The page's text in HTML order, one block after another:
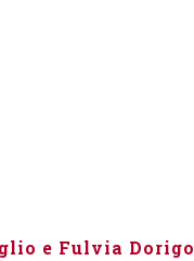
e Fulvia Dorigo